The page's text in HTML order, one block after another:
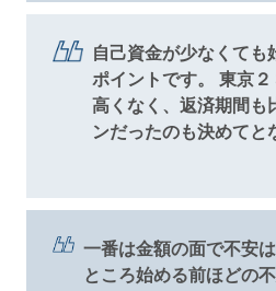
自己資金が少なくても
ポイントです。 東京
高くなく、返済期間も
ンだったのも決めてと
一番は金額の面で不安
ところ始める前ほどの